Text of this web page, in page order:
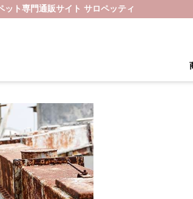
ット専門通販サイト サロペッティ